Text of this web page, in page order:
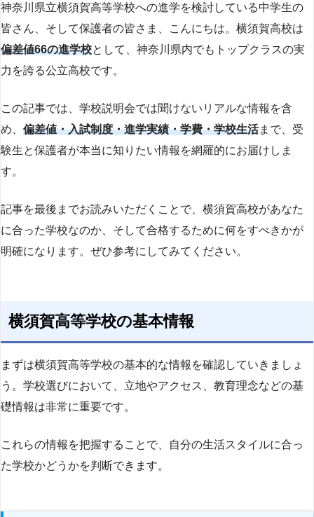
神奈川県立横須賀高等学校への進学を検討している中学生の
皆さん、そして保護者の皆さま、こんにちは。横須賀高校は
偏差値66の進学校として、神奈川県内でもトップクラスの実
力を誇る公立高校です。
この記事では、学校説明会では聞けないリアルな情報を含
め、 偏差値・入試制度・進学実績・学費・学校生活まで、受
験生と保護者が本当に知りたい情報を網羅的にお届けしま
す。
記事を最後までお読みいただくことで、横須賀高校があなた
に合った学校なのか、そして合格するために何をすべきかが
明確になります。ぜひ参考にしてみてください。
横須賀高等学校の基本情報
まずは横須賀高等学校の基本的な情報を確認していきましょ
う。学校選びにおいて、立地やアクセス、教育理念などの基
礎情報は非常に重要です。
これらの情報を把握することで、自分の生活スタイルに合っ
た学校かどうかを判断できます。